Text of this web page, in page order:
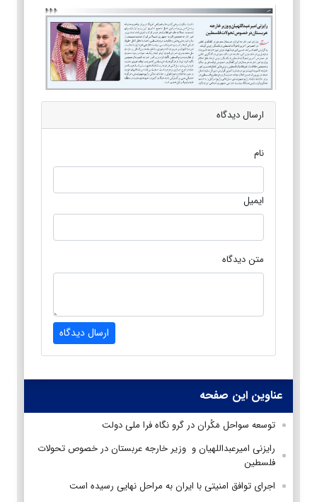
ارسال دیدگاه
نام
ایمیل
متن دیدگاه
ارسال دیدگاه
عناوین این صفحه
توسعه سواحل مَکُران در گرو نگاه فرا ملی دولت
رایزنی امیرعبداللهیان و وزیر خارجه عربستان در خصوص تحولات
فلسطین
اجرای توافق امنیتی با ایران به مراحل نهایی رسیده است